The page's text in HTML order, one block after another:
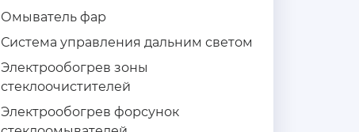
Омыватель фар
Система управления дальним светом
Электрообогрев зоны
стеклоочистителей
Электрообогрев форсунок